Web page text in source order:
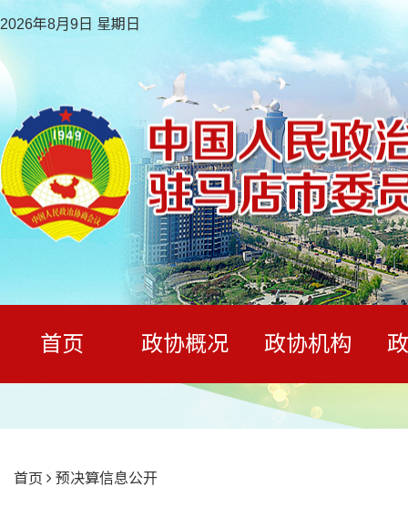
2026年8月9日 星期日
首页 政协概况 政协机构
首页 预决算信息公开